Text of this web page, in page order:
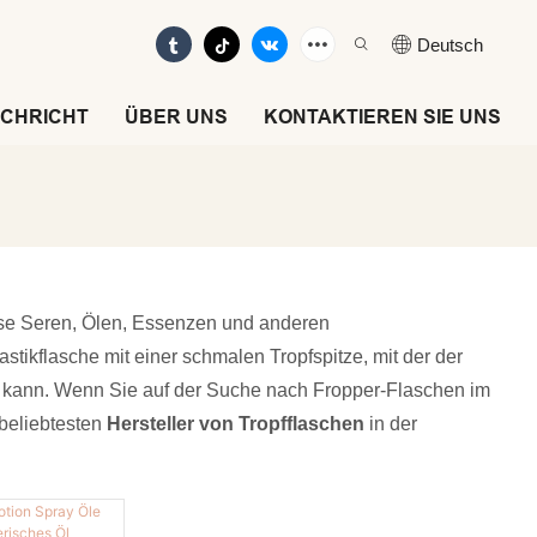
Deutsch
ÜBER UNS KONTAKTIEREN SIE UNS
Seren, Ölen, Essenzen und anderen
mit einer schmalen Tropfspitze, mit der der
Wenn Sie auf der Suche nach Fropper-Flaschen im
Hersteller von Tropfflaschen in der